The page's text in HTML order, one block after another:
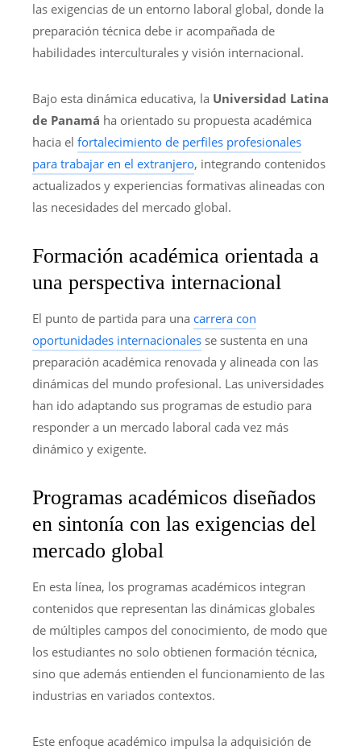
las exigencias de un entorno laboral global, donde la
preparación técnica debe ir acompañada de
habilidades interculturales y visión internacional.
Bajo esta dinámica educativa, la Universidad Latina
de Panamá ha orientado su propuesta académica
hacia el fortalecimiento de perfiles profesionales
para trabajar en el extranjero, integrando contenidos
actualizados y experiencias formativas alineadas con
las necesidades del mercado global.
Formación académica orientada a
una perspectiva internacional
El punto de partida para una carrera con
oportunidades internacionales se sustenta en una
preparación académica renovada y alineada con las
dinámicas del mundo profesional. Las universidades
han ido adaptando sus programas de estudio para
responder a un mercado laboral cada vez más
dinámico y exigente.
Programas académicos diseñados
en sintonía con las exigencias del
mercado global
En esta línea, los programas académicos integran
contenidos que representan las dinámicas globales
de múltiples campos del conocimiento, de modo que
los estudiantes no solo obtienen formación técnica,
sino que además entienden el funcionamiento de las
industrias en variados contextos.
Este enfoque académico impulsa la adquisición de